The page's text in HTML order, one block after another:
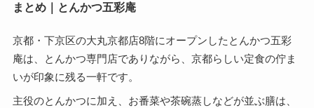
まとめ｜とんかつ五彩庵
京都・下京区の大丸京都店8階にオープンしたとんかつ五彩
庵は、とんかつ専門店でありながら、京都らしい定食の佇ま
いが印象に残る一軒です。
主役のとんかつに加え、お番菜や茶碗蒸しなどが並ぶ膳は、